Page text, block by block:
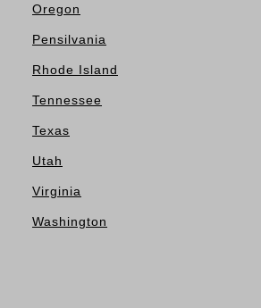
Oregon
Pensilvania
Rhode Island
Tennessee
Texas
Utah
Virginia
Washington